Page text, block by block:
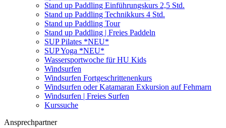
Stand up Paddling Einführungskurs 2,5 Std.
Stand up Paddling Technikkurs 4 Std.
Stand up Paddling Tour
Stand up Paddling | Freies Paddeln
SUP Pilates *NEU*
SUP Yoga *NEU*
Wassersportwoche für HU Kids
Windsurfen
Windsurfen Fortgeschrittenenkurs
Windsurfen oder Katamaran Exkursion auf Fehmarn
Windsurfen | Freies Surfen
Kurssuche
Ansprechpartner